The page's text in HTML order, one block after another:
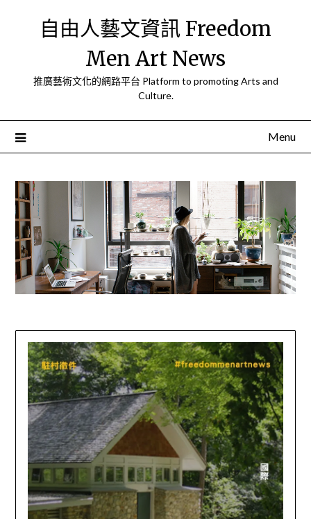
自由人藝文資訊 Freedom
Men Art News
推廣藝術文化的網路平台 Platform to promoting Arts and
Culture.
Menu